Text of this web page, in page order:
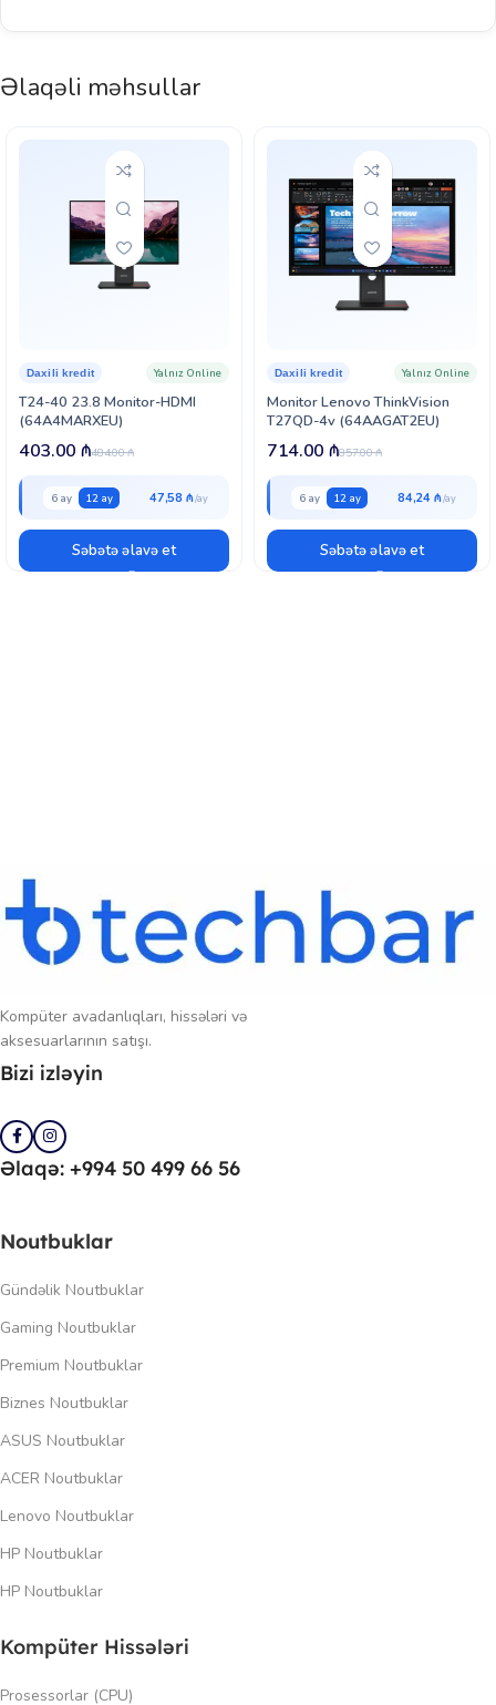
Əlaqəli məhsullar
T24-40 23.8 Monitor-HDMI
(64A4MARXEU)
Daxili kredit Yalnız Online
484.00₼
403.00 ₼
6 ay 12 ay 47,58 ₼
Səbətə əlavə et
Monitor Lenovo ThinkVision
T27QD-4v (64AAGAT2EU)
Daxili kredit Yalnız Online
857.00₼
714.00 ₼
6 ay 12 ay 84,24 ₼
Səbətə əlavə et
Kompüter avadanlıqları, hissələri və
aksesuarlarının satışı.
Bizi izləyin
Əlaqə: +994 50 499 66 56
Noutbuklar
Gündəlik Noutbuklar
Gaming Noutbuklar
Premium Noutbuklar
Biznes Noutbuklar
ASUS Noutbuklar
ACER Noutbuklar
Lenovo Noutbuklar
HP Noutbuklar
HP Noutbuklar
Kompüter Hissələri
Prosessorlar (CPU)